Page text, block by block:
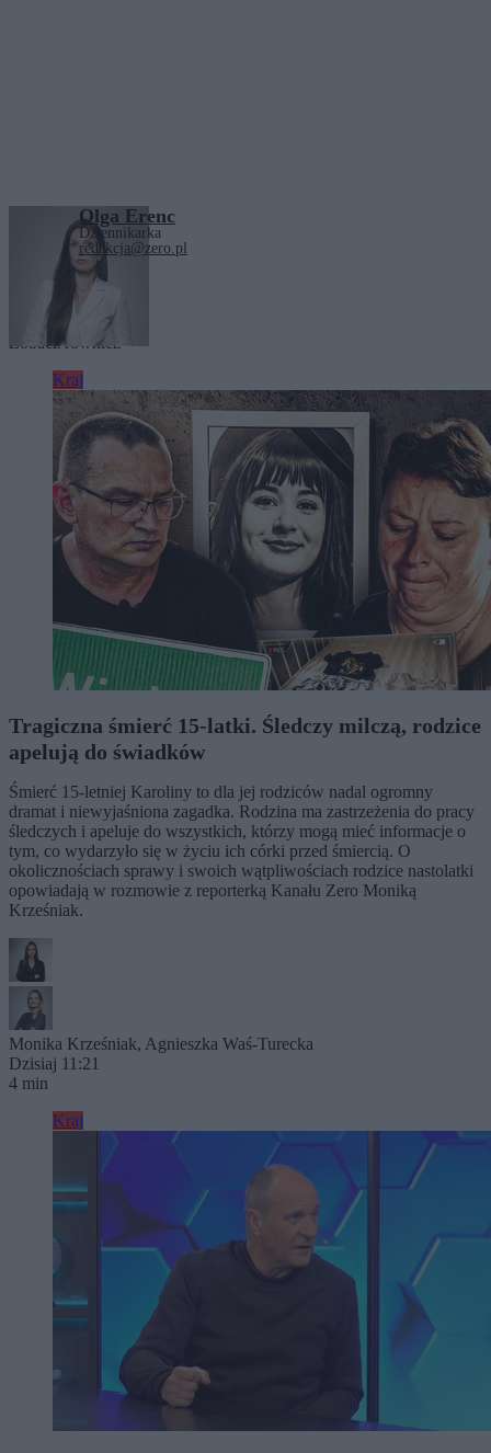
Olga Erenc
Dziennikarka
redakcja@zero.pl
Białoruś
Zobacz również
Kraj
Tragiczna śmierć 15-latki. Śledczy milczą, rodzice
apelują do świadków
Śmierć 15-letniej Karoliny to dla jej rodziców nadal ogromny
dramat i niewyjaśniona zagadka. Rodzina ma zastrzeżenia do pracy
śledczych i apeluje do wszystkich, którzy mogą mieć informacje o
tym, co wydarzyło się w życiu ich córki przed śmiercią. O
okolicznościach sprawy i swoich wątpliwościach rodzice nastolatki
opowiadają w rozmowie z reporterką Kanału Zero Moniką
Krześniak.
Monika Krześniak, Agnieszka Waś-Turecka
Dzisiaj 11:21
4 min
Kraj